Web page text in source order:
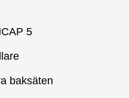
5
baksäten